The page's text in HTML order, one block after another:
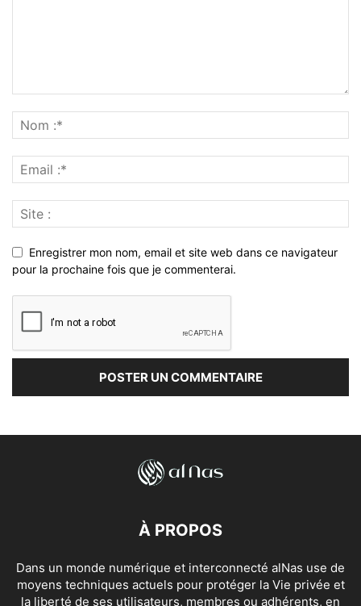
Enregistrer mon nom, email et site web dans ce navigateur
pour la prochaine fois que je commenterai.
À PROPOS
Dans un monde numérique et interconnecté alNas use de
moyens techniques actuels pour protéger la Vie privée et
la liberté de ses utilisateurs, membres ou adhérents, en